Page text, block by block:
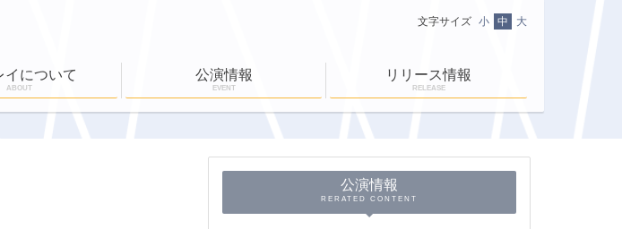
文字サイズ 小 中 大
イについて
ABOUT
公演情報
EVENT
リリース情報
RELEASE
公演情報
RERATED CONTENT